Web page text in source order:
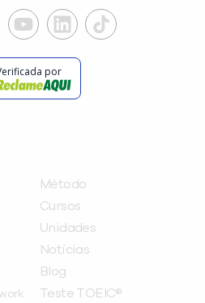
por
Método
Cursos
Unidades
Notícias
Blog
Teste TOEIC®